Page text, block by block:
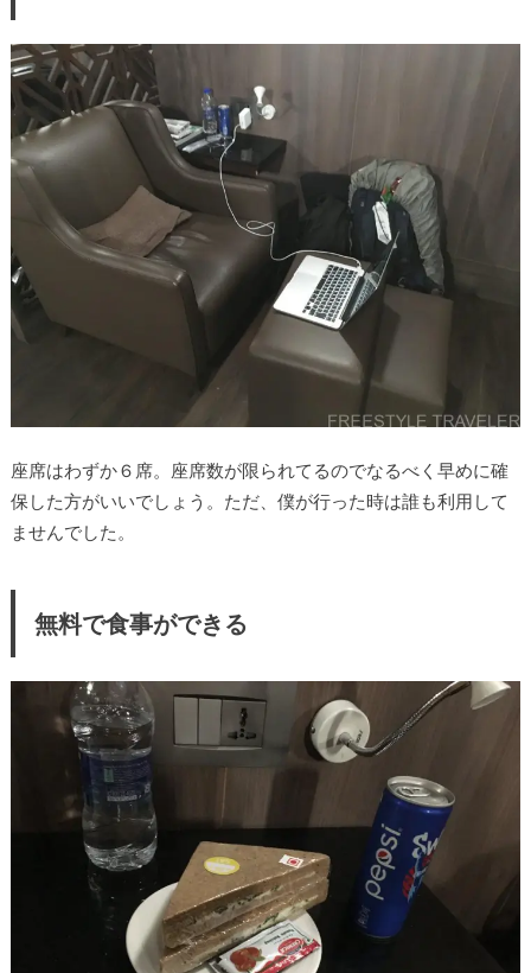
座席はわずか６席。座席数が限られてるのでなるべく早めに確
保した方がいいでしょう。ただ、僕が行った時は誰も利用して
ませんでした。
無料で食事ができる